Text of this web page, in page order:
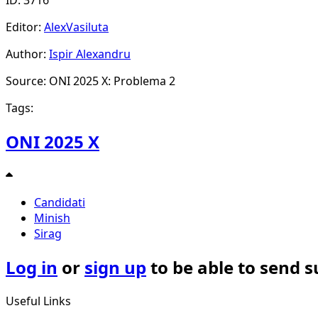
Editor: AlexVasiluta
Author: Ispir Alexandru
Source: ONI 2025 X: Problema 2
Tags:
ONI 2025 X
Candidati
Minish
Sirag
Log in or sign upto be able to send
Useful Links